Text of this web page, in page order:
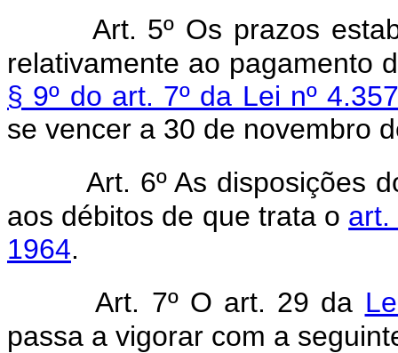
Art. 5º Os prazos
relativamente ao pagamento
§ 9º do art. 7º da Lei nº
se vencer a 30 de novembro
Art. 6º As disposições
aos débitos de que trata o art.
1964.
Art. 7º O art. 29 da
passa a vigorar com a